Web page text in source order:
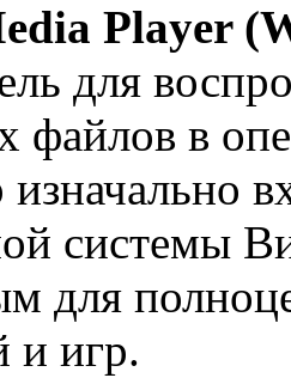
Player
для
файлов в
системы
для
и игр.